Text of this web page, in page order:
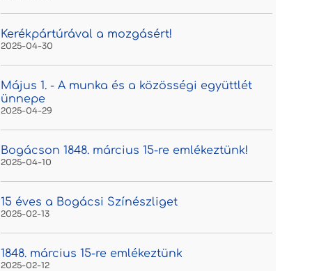
Kerékpártúrával a mozgásért!
2025-04-30
Május 1. - A munka és a közösségi együttlét
ünnepe
2025-04-29
Bogácson 1848. március 15-re emlékeztünk!
2025-04-10
15 éves a Bogácsi Színészliget
2025-02-13
1848. március 15-re emlékeztünk
2025-02-12